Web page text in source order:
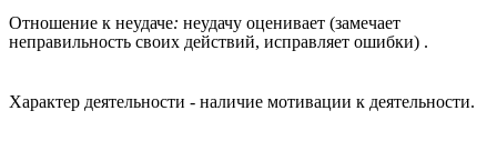
Отношение к неудаче: неудачу оценивает (замечает
неправильность своих действий, исправляет ошибки) .
Характер деятельности - наличие мотивации к деятельности.